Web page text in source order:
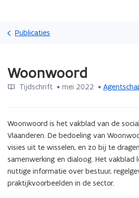
Publicaties
met
laden.
op:
Woonwoord
Woonwoord
Tijdschrift • mei 2022 •
Woonwoord is het vakblad van de
Vlaanderen. De bedoeling van
visies uit te wisselen, en zo bij te
samenwerking en dialoog. Het vakblad
nuttige informatie over bestuur,
praktijkvoorbeelden in de sector.